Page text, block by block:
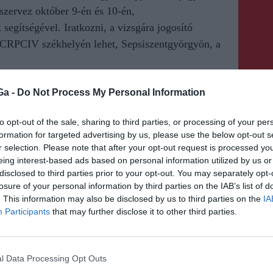
- Do Not Process My Personal Information
opt-out of the sale, sharing to third parties, or processing of your
for targeted advertising by us, please use the below opt-out
selection. Please note that after your opt-out request is processed
interest-based ads based on personal information utilized by us
to third parties prior to your opt-out. You may separately
of your personal information by third parties on the IAB’s list of
This information may also be disclosed by us to third parties on the
Participants that may further disclose it to other third parties.
Data Processing Opt Outs
október 9-én és 10-én,
Iratkozni, a vizsgára jogosító
székhelyén lehet, Sepsiszentgyörgyön, a
KÖVETKEZŐ BEJEGYZÉS
A nettó minimálbér 10
százalékos, azaz 138 lejjel
történő emeléséről döntött